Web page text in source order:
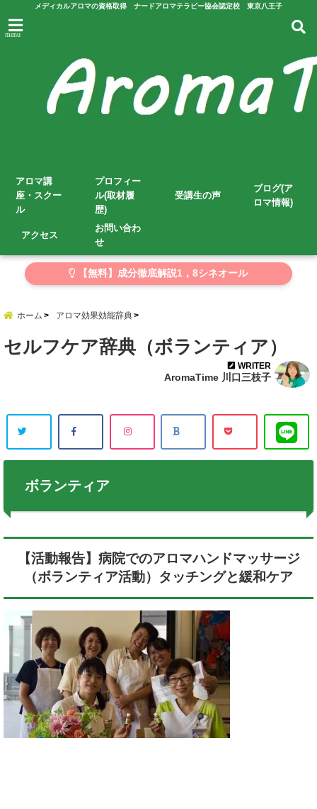
メディカルアロマの資格取得 ナードアロマテラピー協会認定校 東京八王子
menu
アロマ講
座・スクー
ル
プロフィー
ル(取材履
歴)
受講生の声
ブログ(ア
ロマ情報)
アクセス
お問い合わ
せ
【無料】成分徹底解説1，8シネオール
ホーム アロマ効果効能辞典
セルフケア辞典（ボランティア）
WRITER
AromaTime 川口三枝子
ボランティア
【活動報告】病院でのアロマハンドマッサージ
（ボランティア活動）タッチングと緩和ケア